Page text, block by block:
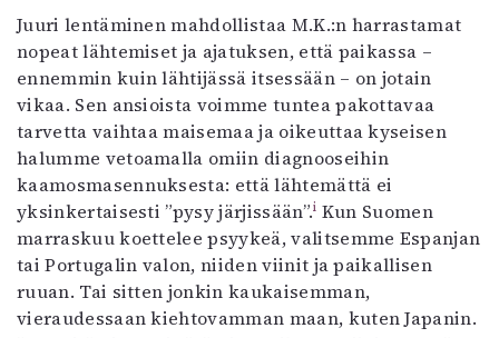
Juuri lentäminen mahdollistaa M.K.:n harrastamat
nopeat lähtemiset ja ajatuksen, että paikassa –
ennemmin kuin lähtijässä itsessään – on jotain
vikaa. Sen ansioista voimme tuntea pakottavaa
tarvetta vaihtaa maisemaa ja oikeuttaa kyseisen
halumme vetoamalla omiin diagnooseihin
kaamosmasennuksesta: että lähtemättä ei
yksinkertaisesti ”pysy järjissään”.i Kun Suomen
marraskuu koettelee psyykeä, valitsemme Espanjan
tai Portugalin valon, niiden viinit ja paikallisen
ruuan. Tai sitten jonkin kaukaisemman,
vieraudessaan kiehtovamman maan, kuten Japanin.